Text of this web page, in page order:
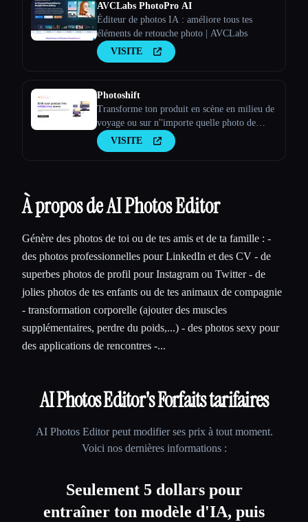
AVCLabs PhotoPro AI
Éditeur de photos IA : améliore tous tes
éléments de retouche photo | AVCLabs
VISITE
Photoshift
Transforme ton produit en scène en milieu de
voyage ou sur n''importe quelle photo de
stockVISITE
À propos de AI Photos Editor
Génère des photos de toi ou de tes amis et de ta famille : -
des photos professionnelles pour LinkedIn et des CV - de
superbes photos de profil pour Instagram ou Twitter - de
jolies photos de tes enfants ou de tes animaux de compagnie
- transformation corporelle (ajouter des muscles
supplémentaires, perdre du poids,...) - des photos sexy pour
des applications de rencontres -...
AI Photos Editor's Forfaits tarifaires
AI Photos Editorpeut modifier ses prix à tout moment.
Voici nos dernières informations :
Seulement 5 dollars pour
entraîner ton modèle d'IA, puis